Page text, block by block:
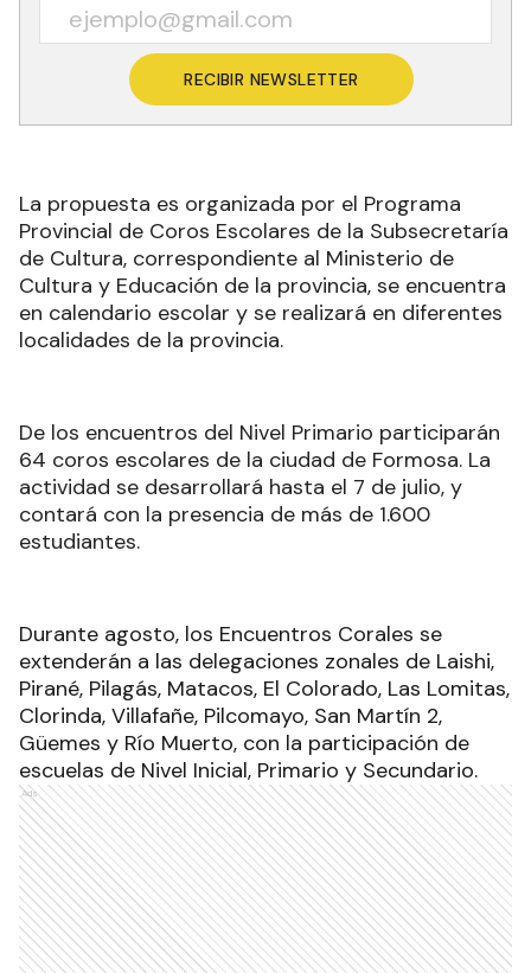
RECIBIR NEWSLETTER
La propuesta es organizada por el Programa
Provincial de Coros Escolares de la Subsecretaría
de Cultura, correspondiente al Ministerio de
Cultura y Educación de la provincia, se encuentra
en calendario escolar y se realizará en diferentes
localidades de la provincia.
De los encuentros del Nivel Primario participarán
64 coros escolares de la ciudad de Formosa. La
actividad se desarrollará hasta el 7 de julio, y
contará con la presencia de más de 1.600
estudiantes.
Durante agosto, los Encuentros Corales se
extenderán a las delegaciones zonales de Laishi,
Pirané, Pilagás, Matacos, El Colorado, Las Lomitas,
Clorinda, Villafañe, Pilcomayo, San Martín 2,
Güemes y Río Muerto, con la participación de
escuelas de Nivel Inicial, Primario y Secundario.
Ads